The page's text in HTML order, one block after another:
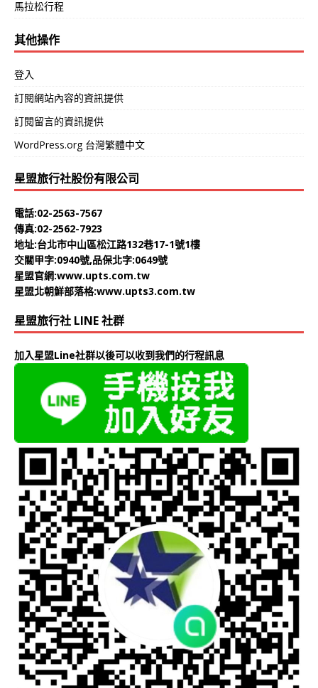
馬拉松行程
其他操作
登入
訂閱網站內容的資訊提供
訂閱留言的資訊提供
WordPress.org 台灣繁體中文
星盟旅行社股份有限公司
電話:02-2563-7567
傳真:02-2562-7923
地址:台北市中山區松江路132巷17-1號1樓
交關甲字:0940號,品保北字:0649號
星盟官網:www.upts.com.tw
星盟北朝鮮部落格:www.upts3.com.tw
星盟旅行社 LINE 社群
加入星盟Line社群以後可以收到我們的行程訊息